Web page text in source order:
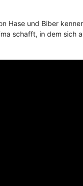
Hase und Biber
schafft, in dem sich